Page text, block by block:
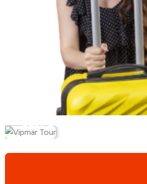
Busy do Niemiec z Olsztyna